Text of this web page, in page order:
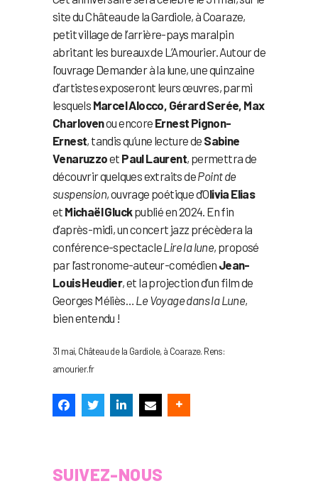
site du Château de la Gardiole, à Coaraze,
petit village de l’arrière-pays maralpin
abritant les bureaux de L’Amourier. Autour de
l’ouvrage Demander à la lune, une quinzaine
d’artistes exposeront leurs œuvres, parmi
lesquels Marcel Alocco, Gérard Serée, Max
Charlovenou encore Ernest Pignon-
Ernest, tandis qu’une lecture de Sabine
Venaruzzoet Paul Laurent, permettra de
découvrir quelques extraits dePoint de
suspension, ouvrage poétique d’Olivia Elias
et Michaël Gluckpublié en 2024. En fin
d’après-midi, un concert jazz précèdera la
conférence-spectacleLire la lune, proposé
par l’astronome-auteur-comédien Jean-
Louis Heudier, et la projection d’un film de
Georges Méliès… Le Voyage dans la Lune,
bien entendu !
31 mai, Château de la Gardiole, à Coaraze. Rens:
amourier.fr
SUIVEZ-NOUS